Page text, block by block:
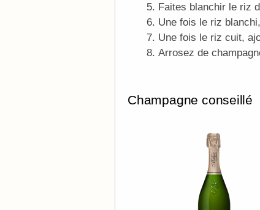
Faites blanchir le riz
Une fois le riz
Une fois le riz cuit,
Arrosez de
Champagne conseillé